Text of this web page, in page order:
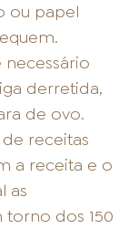
ou papel
necessário
derretida,
de ovo.
receitas
a receita e o
as
dos 150